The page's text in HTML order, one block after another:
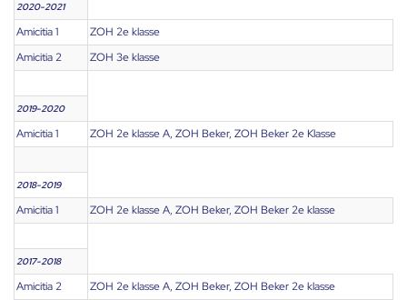
2020-2021
Amicitia 1
ZOH 2e klasse
Amicitia 2
ZOH 3e klasse
2019-2020
Amicitia 1 ZOH 2e klasse A, ZOH Beker, ZOH Beker 2e Klasse
2018-2019
Amicitia 1 ZOH 2e klasse A, ZOH Beker, ZOH Beker 2e klasse
2017-2018
Amicitia 2 ZOH 2e klasse A, ZOH Beker, ZOH Beker 2e klasse